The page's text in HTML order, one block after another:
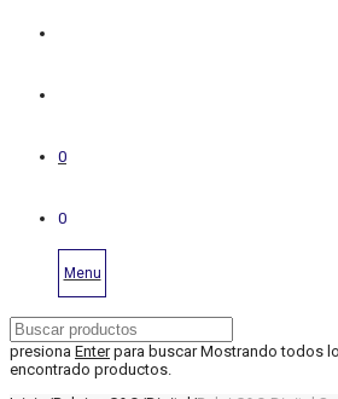
0
0
Menu
presiona Enterpara buscar Mostrando todos
encontrado productos.